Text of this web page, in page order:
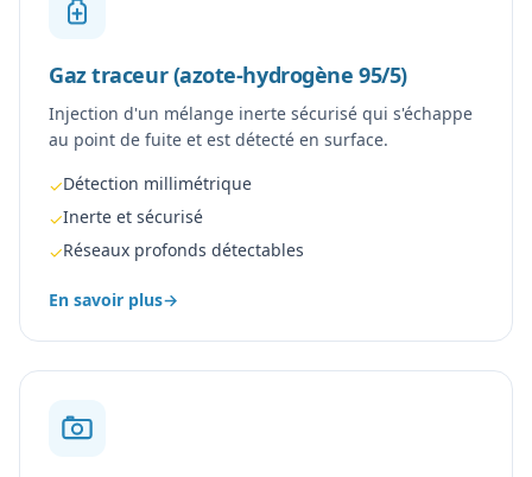
Gaz traceur (azote-hydrogène 95/5)
Injection d'un mélange inerte sécurisé qui s'échappe
au point de fuite et est détecté en surface.
✓Détection millimétrique
✓Inerte et sécurisé
✓Réseaux profonds détectables
En savoir plus→